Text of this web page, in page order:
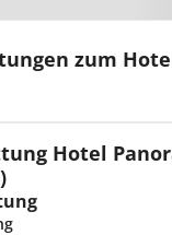
zum
Hotel